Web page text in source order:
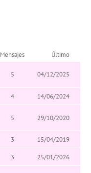
Mensajes
Último
5 04/12/2025
4
14/06/2024
5 29/10/2020
3 15/04/2019
3
25/01/2026